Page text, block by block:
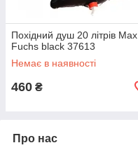
Похідний душ 20 літрів Max
Fuchs black 37613
Немає в наявності
460 ₴
Про нас